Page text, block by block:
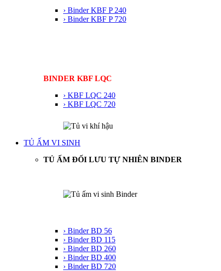
› Binder KBF P 240
› Binder KBF P 720
BINDER KBF LQC
› KBF LQC 240
› KBF LQC 720
TỦ ẤM VI SINH
TỦ ẤM ĐỐI LƯU TỰ NHIÊN BINDER
› Binder BD 56
› Binder BD 115
› Binder BD 260
› Binder BD 400
› Binder BD 720